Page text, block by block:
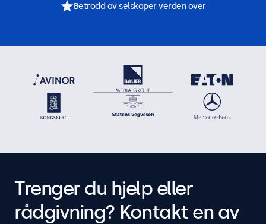
Betrodd av selskaper verden over
Trenger du hjelp eller
rådgivning? Kontakt en av